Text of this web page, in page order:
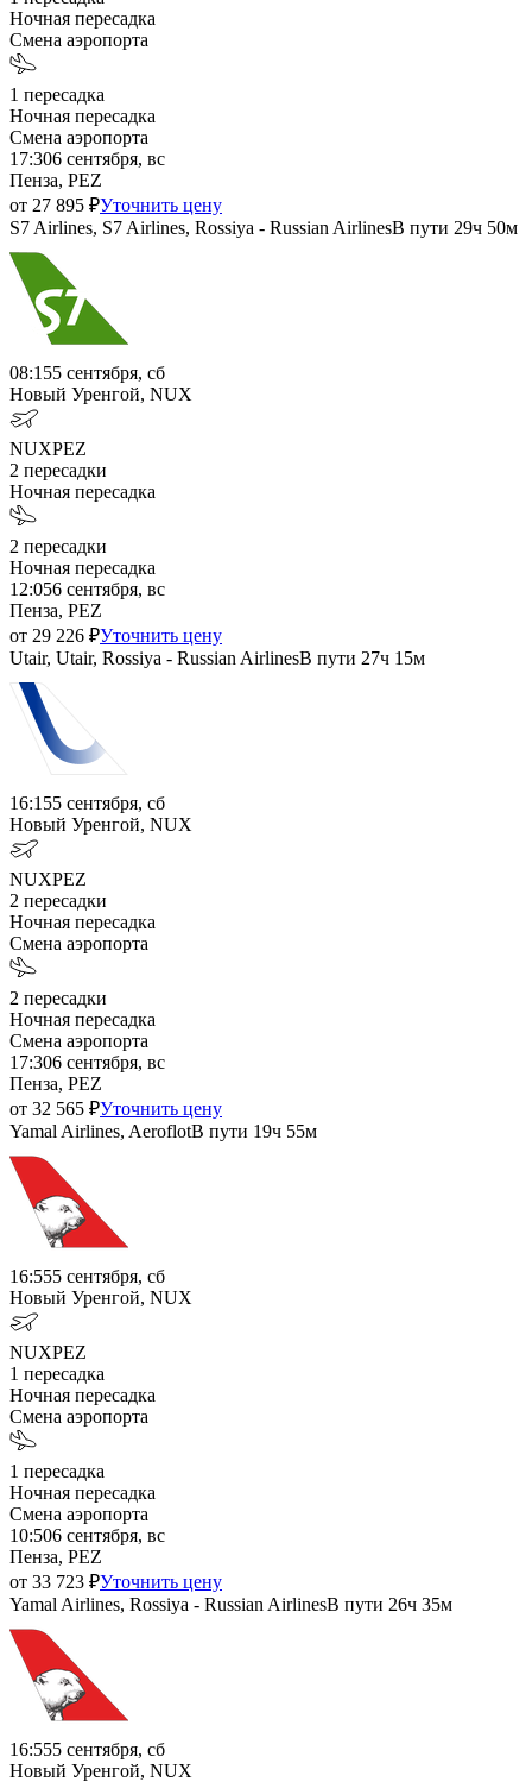
Ночная пересадка
Смена аэропорта
1 пересадка
Ночная пересадка
Смена аэропорта
17:306 сентября, вс
Пенза, PEZ
от 27 895 ₽Уточнить цену
S7 Airlines, S7 Airlines, Rossiya - Russian AirlinesВ пути 29ч 50м
08:155 сентября, сб
Новый Уренгой, NUX
NUXPEZ
2 пересадки
Ночная пересадка
2 пересадки
Ночная пересадка
12:056 сентября, вс
Пенза, PEZ
от 29 226 ₽Уточнить цену
Utair, Utair, Rossiya - Russian AirlinesВ пути 27ч 15м
16:155 сентября, сб
Новый Уренгой, NUX
NUXPEZ
2 пересадки
Ночная пересадка
Смена аэропорта
2 пересадки
Ночная пересадка
Смена аэропорта
17:306 сентября, вс
Пенза, PEZ
от 32 565 ₽Уточнить цену
Yamal Airlines, AeroflotВ пути 19ч 55м
16:555 сентября, сб
Новый Уренгой, NUX
NUXPEZ
1 пересадка
Ночная пересадка
Смена аэропорта
1 пересадка
Ночная пересадка
Смена аэропорта
10:506 сентября, вс
Пенза, PEZ
от 33 723 ₽Уточнить цену
Yamal Airlines, Rossiya - Russian AirlinesВ пути 26ч 35м
16:555 сентября, сб
Новый Уренгой, NUX